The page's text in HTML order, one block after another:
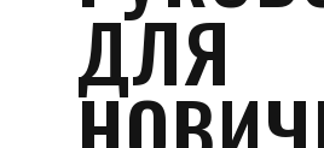
ДЛЯ